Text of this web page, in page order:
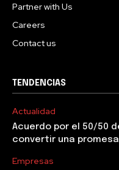
Partner with Us
Careers
Contact us
TENDENCIAS
Actualidad
Acuerdo por el 50/50
convertir una
Empresas